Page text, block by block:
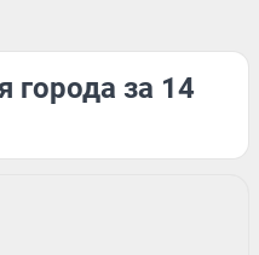
города за 14